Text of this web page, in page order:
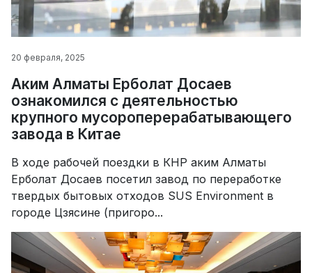
20 февраля, 2025
Аким Алматы Ерболат Досаев
ознакомился с деятельностью
крупного мусороперерабатывающего
завода в Китае
В ходе рабочей поездки в КНР аким Алматы
Ерболат Досаев посетил завод по переработке
твердых бытовых отходов SUS Environment в
городе Цзясине (пригоро...